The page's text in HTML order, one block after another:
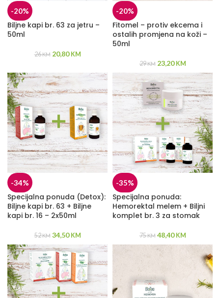
-20%
Biljne kapi br. 63 za jetru –
50ml
26KM 20,80 KM
-20%
Fitomel – protiv ekcema i
ostalih promjena na koži –
50ml
29KM 23,20 KM
-34%
Specijalna ponuda (Detox):
Biljne kapi br. 63 + Biljne
kapi br. 16 – 2x50ml
52KM 34,50 KM
-35%
Specijalna ponuda:
Hemorektal melem + Biljni
komplet br. 3 za stomak
75KM 48,40 KM